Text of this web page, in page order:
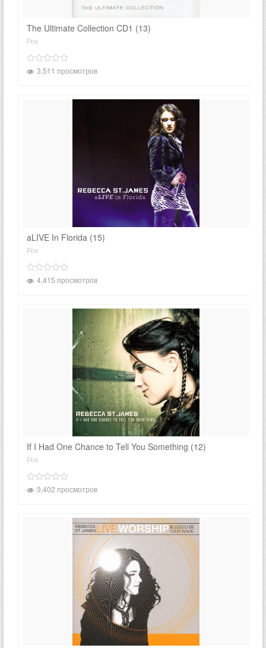
The Ultimate Collection CD1 (13)
Рок
3,511 просмотров
aLIVE In Florida (15)
Рок
4,415 просмотров
If I Had One Chance to Tell You Something (12)
Рок
3,402 просмотров